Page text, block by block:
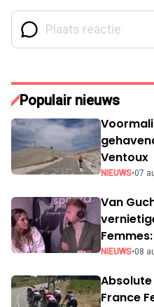
Populair nieuws
Ventoux
NIEUWS•07
Van
NIEUWS•08
France